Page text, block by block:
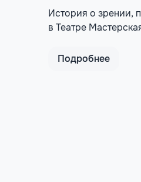
История о зрении,
в Театре
Подробнее